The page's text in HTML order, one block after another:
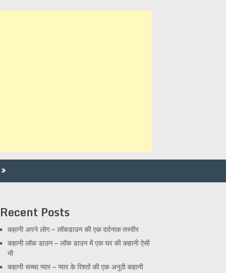
Recent Posts
कहानी अपने लोग – लॉकडाउन की एक दर्दनाक तस्वीर
कहानी लॉक डाउन – लॉक डाउन में एक घर की कहानी ऐसी
भी
कहानी सच्चा प्यार – प्यार के रिश्तों की एक अनूठी कहानी